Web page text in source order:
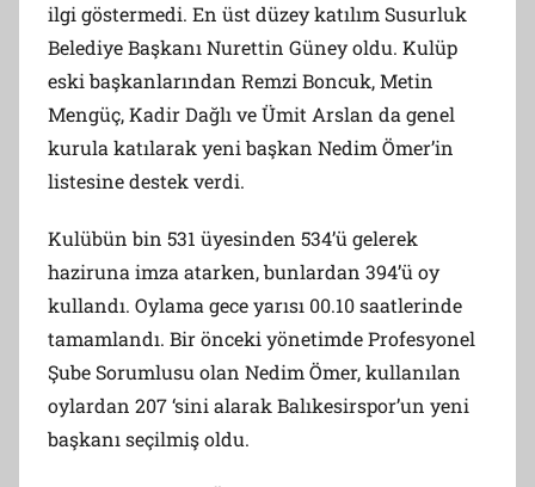
ilgi göstermedi. En üst düzey katılım Susurluk
Belediye Başkanı Nurettin Güney oldu. Kulüp
eski başkanlarından Remzi Boncuk, Metin
Mengüç, Kadir Dağlı ve Ümit Arslan da genel
kurula katılarak yeni başkan Nedim Ömer’in
listesine destek verdi.
Kulübün bin 531 üyesinden 534’ü gelerek
haziruna imza atarken, bunlardan 394’ü oy
kullandı. Oylama gece yarısı 00.10 saatlerinde
tamamlandı. Bir önceki yönetimde Profesyonel
Şube Sorumlusu olan Nedim Ömer, kullanılan
oylardan 207 ‘sini alarak Balıkesirspor’un yeni
başkanı seçilmiş oldu.